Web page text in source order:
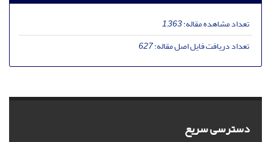
تعداد مشاهده مقاله:1,363
تعداد دریافت فایل اصل مقاله:627
دسترسی سریع